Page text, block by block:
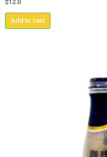
$12.0
Add to cart